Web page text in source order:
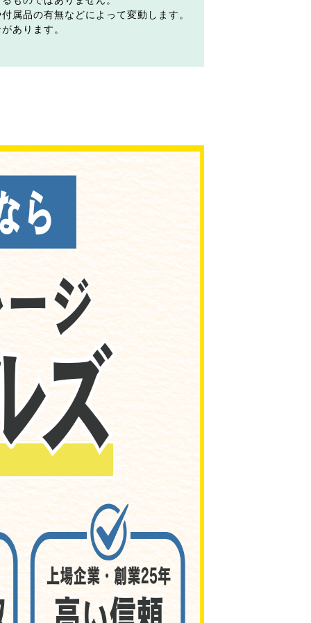
属品の有無などによって変動します。
あります。